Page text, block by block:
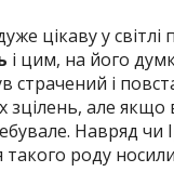
цікаву у
і цим, на його
страчений і
але якщо
Навряд чи
такого роду